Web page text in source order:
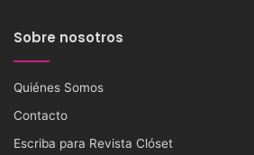
Sobre nosotros
Quiénes Somos
Contacto
Escriba para Revista Clóset